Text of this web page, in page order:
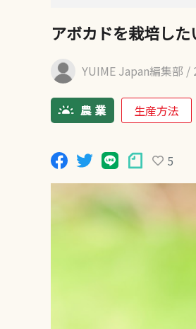
アボカドを栽培し
YUIME Japan編集部 /
生産方法
5